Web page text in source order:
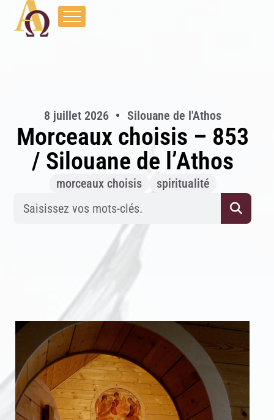
8 juillet 2026 Silouane de l'Athos
Morceaux choisis – 853
/ Silouane de l’Athos
morceaux choisis spiritualité